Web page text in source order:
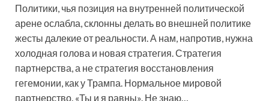
Политики, чья позиция на внутренней политической
арене ослабла, склонны делать во внешней политике
жесты далекие от реальности. А нам, напротив, нужна
холодная голова и новая стратегия. Стратегия
партнерства, а не стратегия восстановления
гегемонии, как у Трампа. Нормальное мировой
партнерство. «Ты и я равны». Не знаю…